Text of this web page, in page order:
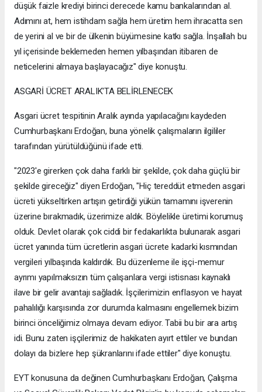
düşük faizle krediyi birinci derecede kamu bankalarından al.
Adımını at, hem istihdam sağla hem üretim hem ihracatta sen
de yerini al ve bir de ülkenin büyümesine katkı sağla. İnşallah bu
yıl içerisinde beklemeden hemen yılbaşından itibaren de
neticelerini almaya başlayacağız" diye konuştu.
ASGARİ ÜCRET ARALIK'TA BELİRLENECEK
Asgari ücret tespitinin Aralık ayında yapılacağını kaydeden
Cumhurbaşkanı Erdoğan, buna yönelik çalışmaların ilgililer
tarafından yürütüldüğünü ifade etti.
"2023'e girerken çok daha farklı bir şekilde, çok daha güçlü bir
şekilde gireceğiz" diyen Erdoğan, "Hiç tereddüt etmeden asgari
ücreti yükseltirken artışın getirdiği yükün tamamını işverenin
üzerine bırakmadık, üzerimize aldık. Böylelikle üretimi korumuş
olduk. Devlet olarak çok ciddi bir fedakarlıkta bulunarak asgari
ücret yanında tüm ücretlerin asgari ücrete kadarki kısmından
vergileri yılbaşında kaldırdık. Bu düzenleme ile işçi-memur
ayrımı yapılmaksızın tüm çalışanlara vergi istisnası kaynaklı
ilave bir gelir avantajı sağladık. İşçilerimizin enflasyon ve hayat
pahalılığı karşısında zor durumda kalmasını engellemek bizim
birinci önceliğimiz olmaya devam ediyor. Tabii bu bir ara artış
idi. Bunu zaten işçilerimiz de hakikaten ayırt ettiler ve bundan
dolayı da bizlere hep şükranlarını ifade ettiler" diye konuştu.
EYT konusuna da değinen Cumhurbaşkanı Erdoğan, Çalışma